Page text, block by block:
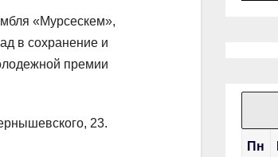
«Мурсескем»,
в сохранение и
премии
23.
Пн